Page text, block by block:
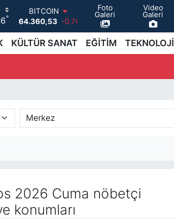
°
BITCOIN
64.360,53 -0.76
DOLAR
47,7143 0.16
EURO
BİST100
Foto
Galeri
Video
Galeri
KÜLTÜR SANAT EĞİTİM TEKNOLOJİ
2026 Cuma nöbetçi
konumları